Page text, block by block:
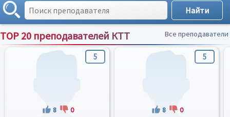
TOP 20 преподавателей КТТ Все преподаватели
5
8 0
5
8 0